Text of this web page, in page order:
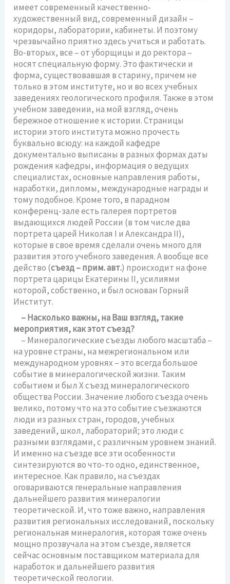
имеет современный качественно-
художественный вид, современный дизайн –
коридоры, лаборатории, кабинеты. И поэтому
чрезвычайно приятно здесь учиться и работать.
Во-вторых, все – от уборщицы и до ректора –
носят специальную форму. Это фактически и
форма, существовавшая в старину, причем не
только в этом институте, но и во всех учебных
заведениях геологического профиля. Также в этом
учебном заведении, на мой взгляд, очень
бережное отношение к истории. Страницы
истории этого института можно прочесть
буквально всюду: на каждой кафедре
документально выписаны в разных формах даты
рождения кафедры, информация о ведущих
специалистах, основные направления работы,
наработки, дипломы, международные награды и
тому подобное. Кроме того, в парадном
конференц-зале есть галерея портретов
выдающихся людей России (в том числе два
портрета царей Николая I и Александра II),
которые в свое время сделали очень много для
развития этого учебного заведения. А вообще все
действо (съезд – прим. авт.) происходит на фоне
портрета царицы Екатерины ІІ, усилиями
которой, собственно, и был основан Горный
Институт.
– Насколько важны, на Ваш взгляд, такие
мероприятия, как этот съезд?
– Минералогические съезды любого масштаба –
на уровне страны, на межрегиональном или
международном уровнях – это всегда большое
событие в минералогической жизни. Таким
событием и был Х съезд минералогического
общества России. Значение любого съезда очень
велико, потому что на это событие съезжаются
люди из разных стран, городов, учебных
заведений, школ, лабораторий; это люди с
разными взглядами, с различным уровнем знаний.
И именно на съезде все эти особенности
синтезируются во что-то одно, единственное,
интересное. Как правило, на съездах
оговариваются генеральные направления
дальнейшего развития минералогии
теоретической. И, что тоже важно, направления
развития региональных исследований, поскольку
региональная минералогия, которая тоже очень
мощно прозвучала на этом съезде, является
сейчас основным поставщиком материала для
наработок и дальнейшего развития
теоретической геологии.